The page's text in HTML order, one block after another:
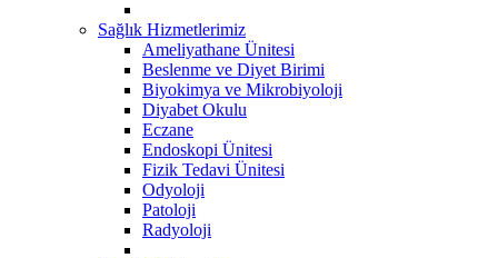
Sağlık Hizmetlerimiz
Ameliyathane Ünitesi
Beslenme ve Diyet Birimi
Biyokimya ve Mikrobiyoloji
Diyabet Okulu
Eczane
Endoskopi Ünitesi
​Fizik Tedavi Ünitesi
Odyoloji
Patoloji
Radyoloji